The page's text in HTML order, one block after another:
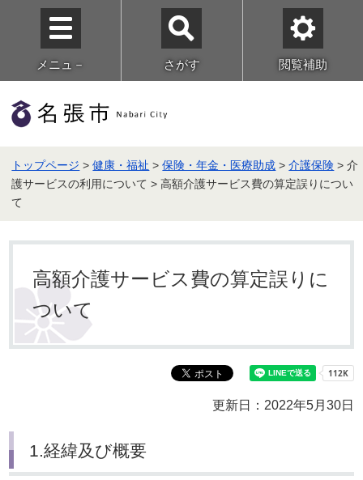
メニュ－ さがす 閲覧補助
トップページ >健康・福祉 >保険・年金・医療助成 >介護保険 > 介
護サービスの利用について > 高額介護サービス費の算定誤りについ
て
高額介護サービス費の算定誤りに
ついて
更新日：2022年5月30日
1.経緯及び概要